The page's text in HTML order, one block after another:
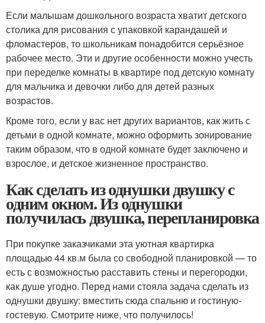
Если малышам дошкольного возраста хватит детского
столика для рисования с упаковкой карандашей и
фломастеров, то школьникам понадобится серьёзное
рабочее место. Эти и другие особенности можно учесть
при переделке комнаты в квартире под детскую комнату
для мальчика и девочки либо для детей разных
возрастов.
Кроме того, если у вас нет других вариантов, как жить с
детьми в одной комнате, можно оформить зонирование
таким образом, что в одной комнате будет заключено и
взрослое, и детское жизненное пространство.
Как сделать из однушки двушку с
одним окном. Из однушки
получилась двушка, перепланировка
При покупке заказчиками эта уютная квартирка
площадью 44 кв.м была со свободной планировкой — то
есть с возможностью расставить стены и перегородки,
как душе угодно. Перед нами стояла задача сделать из
однушки двушку: вместить сюда спальню и гостиную-
гостевую. Смотрите ниже, что получилось!